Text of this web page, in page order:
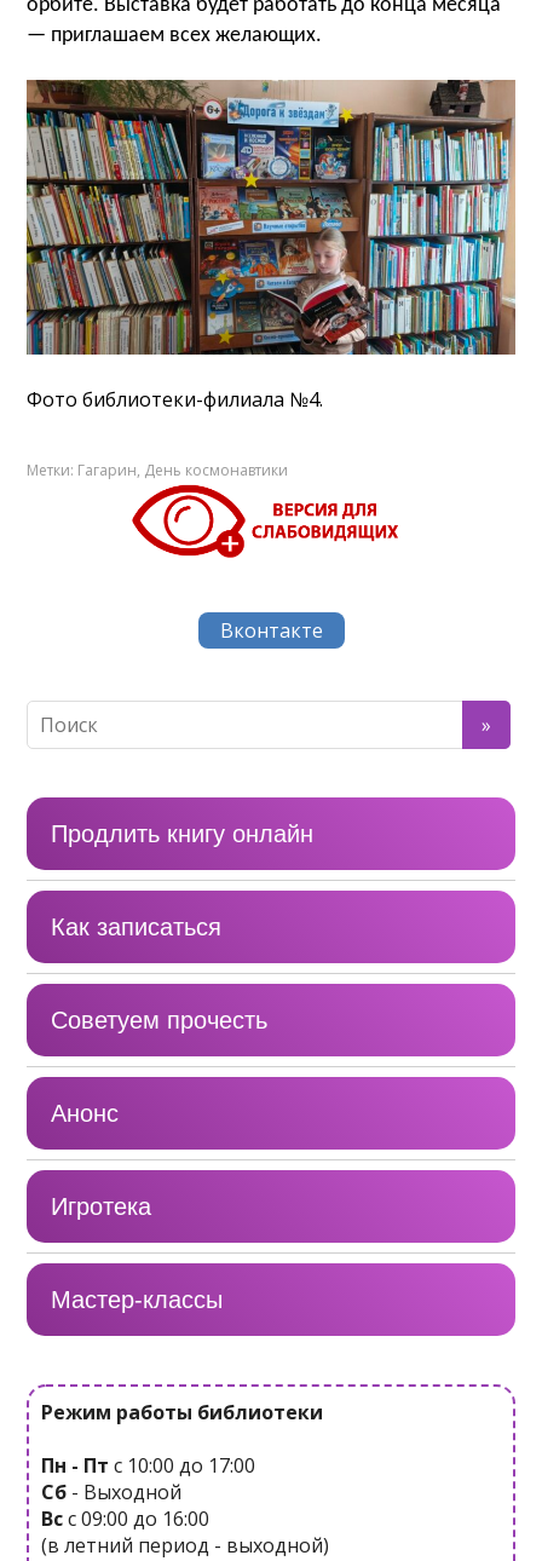
орбите. Выставка будет работать до конца месяца
— приглашаем всех желающих.
Фото библиотеки-филиала №4.
Метки: Гагарин, День космонавтики
Вконтакте
Продлить книгу онлайн
Как записаться
Советуем прочесть
Анонс
Игротека
Мастер-классы
Режим работы библиотеки
Пн - Пт с 10:00 до 17:00
Сб - Выходной
Всс 09:00 до 16:00
(в летний период - выходной)